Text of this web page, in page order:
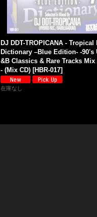
DJ DDT-TROPICANA - Tropical
Dictionary –Blue Edition- -90's
&B Classics & Rare Tracks Mix
- (Mix CD) [HBR-017]
在庫なし